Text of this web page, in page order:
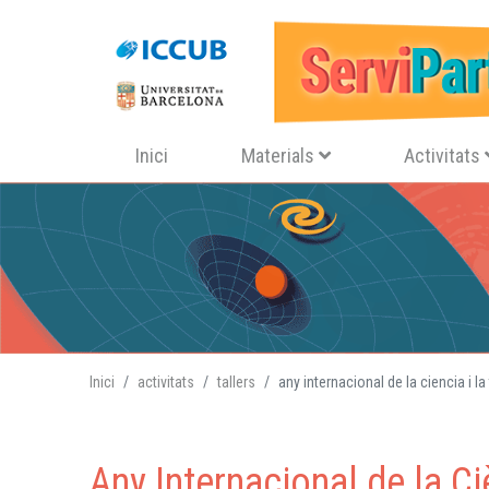
Navegació principal
Inici Materials Activitats
Inici activitats tallers any internacional de la ciencia i